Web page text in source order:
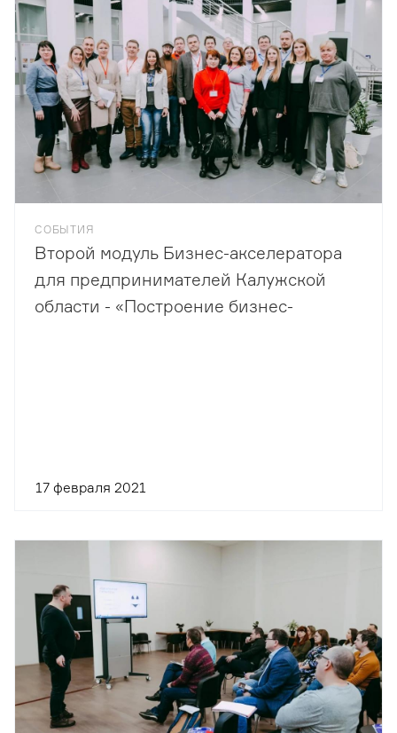
СОБЫТИЯ
Второй модуль Бизнес-акселератора
для предпринимателей Калужской
области - «Построение бизнес-
17 февраля 2021